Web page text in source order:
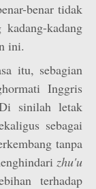
benar tidak
kadang
ini.
itu, sebagian
Inggris
Di sinilah letak
sebagai
tanpa
zhu'u
terhadap